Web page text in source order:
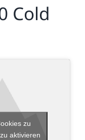
Cold
zu
aktivieren